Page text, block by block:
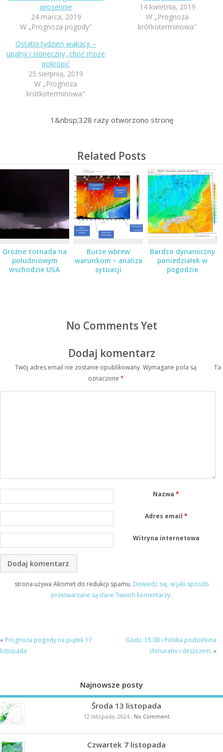
wiosennie
24 marca, 2019
W „Prognoza pogody"
14 kwietnia, 2019
W „Prognoza
krótkoterminowa"
Ostatni tydzień wakacji –
upalny i słoneczny, choć może
pokropić
25 sierpnia, 2019
W „Prognoza
krótkoterminowa"
1&nbsp;328 razy otworzono stronę
Related Posts
Groźne tornada na
południowym
wschodzie USA
Burze wbrew
warunkom – analiza
sytuacji
Bardzo dynamiczny
poniedziałek w
pogodzie
No Comments Yet
Dodaj komentarz
Twój adres email nie zostanie opublikowany. Wymagane pola są
oznaczone *
Nazwa*
Adres email *
Witryna internetowa
Ta
strona używa Akismet do redukcji spamu. Dowiedz się, w jaki sposób
przetwarzane są dane Twoich komentarzy.
« Prognoza pogody na piątek 17
listopada
Godz. 15.00 i Polska podzielona
chmurami i deszczem. »
Najnowsze posty
Środa 13 listopada
12 listopada, 2024- No Comment
Czwartek 7 listopada